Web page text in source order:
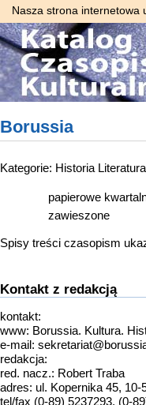
Nasza strona internetowa
Borussia
Kategorie: Historia Literatura
papierowe
zawieszone
Spisy treści czasopism
Kontakt z redakcją
kontakt:
www: Borussia. Kultura.
e-mail:
redakcja:
red. nacz.: Robert Traba
adres: ul. Kopernika 45, 10-
tel/fax (0-89) 5237293, (0-